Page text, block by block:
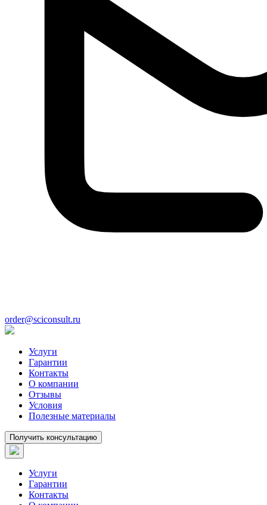
order@sciconsult.ru
Услуги
Гарантии
Контакты
О компании
Отзывы
Условия
Полезные материалы
Получить консультацию
Услуги
Гарантии
Контакты